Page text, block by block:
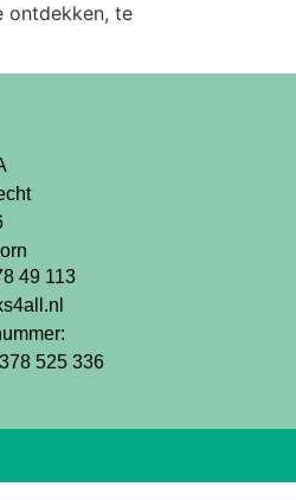
ontdekken, te
49 113
525 336